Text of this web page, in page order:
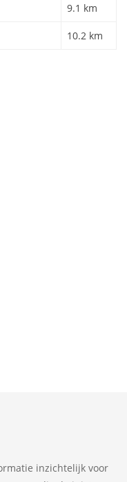
9.1 km
10.2 km
inzichtelijk voor